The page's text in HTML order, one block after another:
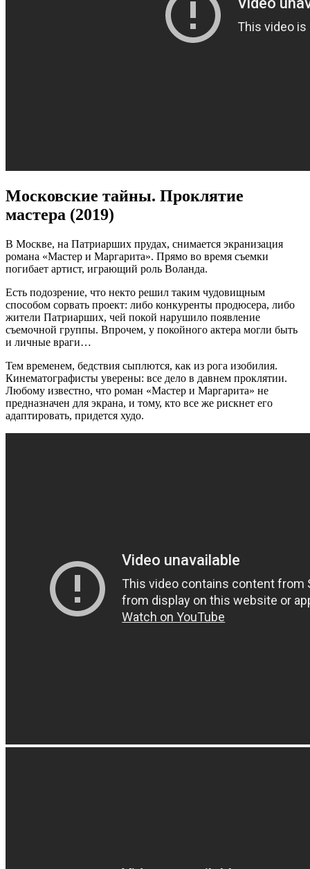
Московские тайны. Проклятие
мастера (2019)
В Москве, на Патриарших прудах, снимается экранизация
романа «Мастер и Маргарита». Прямо во время съемки
погибает артист, играющий роль Воланда.
Есть подозрение, что некто решил таким чудовищным
способом сорвать проект: либо конкуренты продюсера, либо
жители Патриарших, чей покой нарушило появление
съемочной группы. Впрочем, у покойного актера могли быть
и личные враги…
Тем временем, бедствия сыплются, как из рога изобилия.
Кинематографисты уверены: все дело в давнем проклятии.
Любому известно, что роман «Мастер и Маргарита» не
предназначен для экрана, и тому, кто все же рискнет его
адаптировать, придется худо.